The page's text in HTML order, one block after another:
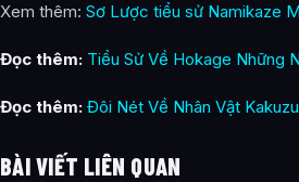
Xem thêm: Sơ Lược tiểu sử Namikaze
Đọc thêm: Tiểu Sử Về Hokage Những
Đọc thêm: Đôi Nét Về Nhân Vật
BÀI VIẾT LIÊN QUAN